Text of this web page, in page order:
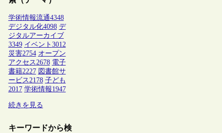
学術情報流通4348
デジタル化4098 デ
ジタルアーカイブ
3349 イベント 3012
災害2754 オープン
アクセス2678 電子
書籍2227 図書館サ
ービス2178 子ども
2017 学術情報1947
続きを見る
キーワードから検